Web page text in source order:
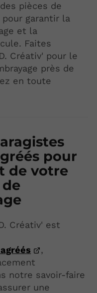
pièces de
garantir la
et la
Faites
Créativ' pour le
près de
en toute
pour
de votre
Créativ' est
,
notre savoir-faire
une